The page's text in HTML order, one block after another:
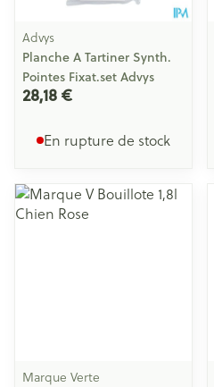
Advys
Planche A Tartiner Synth.
Pointes Fixat.set Advys
28,18 €
En rupture de stock
Marque Verte